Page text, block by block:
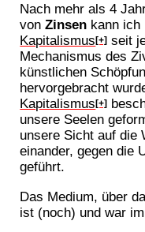
Nach mehr als 4
vonZinsen kann ich
Kapitalismus[+] seit
Mechanismus des
künstlichen
hervorgebracht
Kapitalismus[+]
unsere Seelen
unsere Sicht auf die
einander, gegen die
geführt.
Das Medium, über
ist (noch) und war